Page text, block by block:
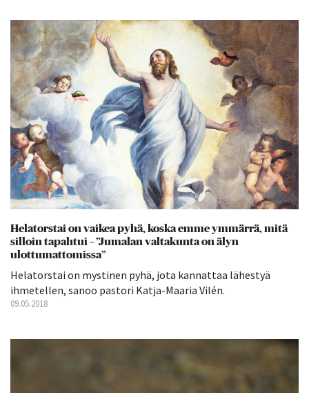
Helatorstai on vaikea pyhä, koska emme ymmärrä, mitä
silloin tapahtui – ”Jumalan valtakunta on älyn
ulottumattomissa”
Helatorstai on mystinen pyhä, jota kannattaa lähestyä
ihmetellen, sanoo pastori Katja-Maaria Vilén.
09.05.2018